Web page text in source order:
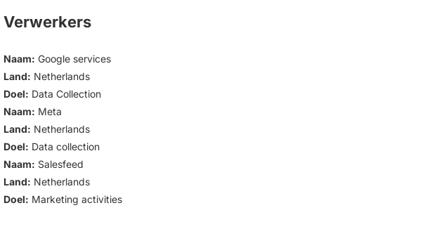
Verwerkers
Naam: Google services
Land: Netherlands
Doel: Data Collection
Naam: Meta
Land: Netherlands
Doel: Data collection
Naam: Salesfeed
Land: Netherlands
Doel: Marketing activities